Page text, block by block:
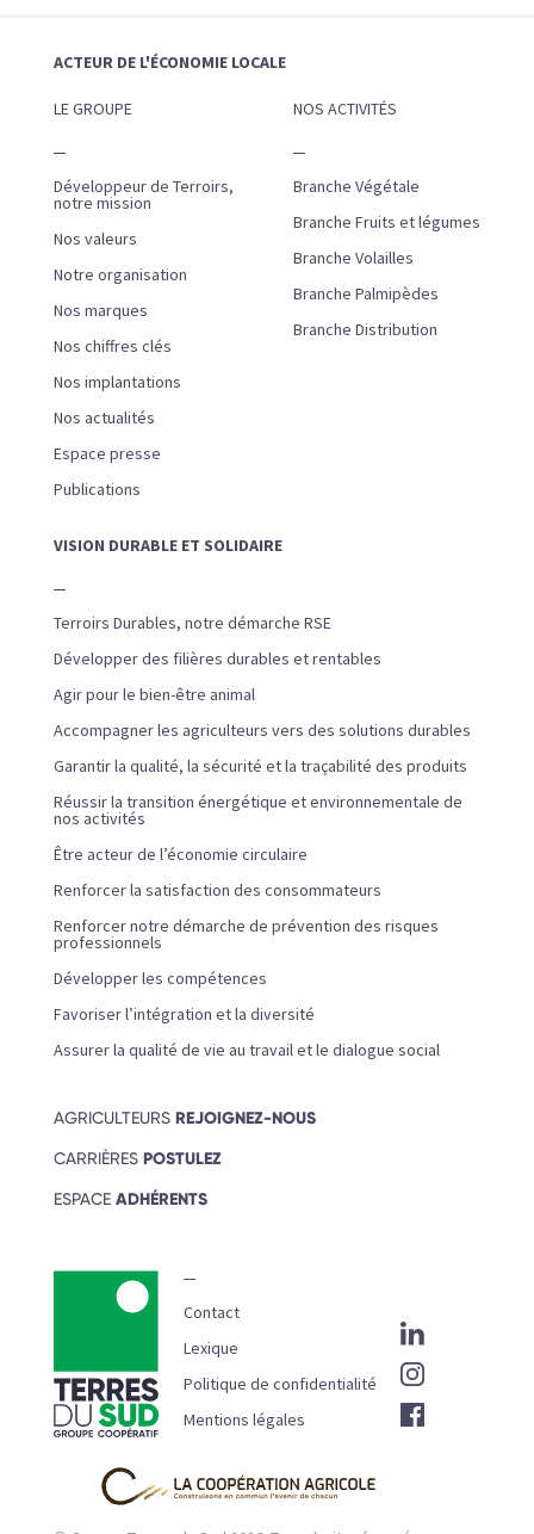
Contact
Lexique
Politique de confidentialité
Mentions légales
ACTEUR DE L'ÉCONOMIE LOCALE
LE GROUPE
Développeur de Terroirs,
notre mission
Nos valeurs
Notre organisation
Nos marques
Nos chiffres clés
Nos implantations
Nos actualités
Espace presse
Publications
NOS ACTIVITÉS
Branche Végétale
Branche Fruits et légumes
Branche Volailles
Branche Palmipèdes
Branche Distribution
VISION DURABLE ET SOLIDAIRE
Terroirs Durables, notre démarche RSE
Développer des filières durables et rentables
Agir pour le bien-être animal
Accompagner les agriculteurs vers des solutions durables
Garantir la qualité, la sécurité et la traçabilité des produits
Réussir la transition énergétique et environnementale de
nos activités
Être acteur de l’économie circulaire
Renforcer la satisfaction des consommateurs
Renforcer notre démarche de prévention des risques
professionnels
Développer les compétences
Favoriser l’intégration et la diversité
Assurer la qualité de vie au travail et le dialogue social
AGRICULTEURS REJOIGNEZ-NOUS
CARRIÈRES POSTULEZ
ESPACE ADHÉRENTS